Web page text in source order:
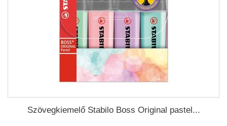
Szövegkiemelő Stabilo Boss Original pastel...